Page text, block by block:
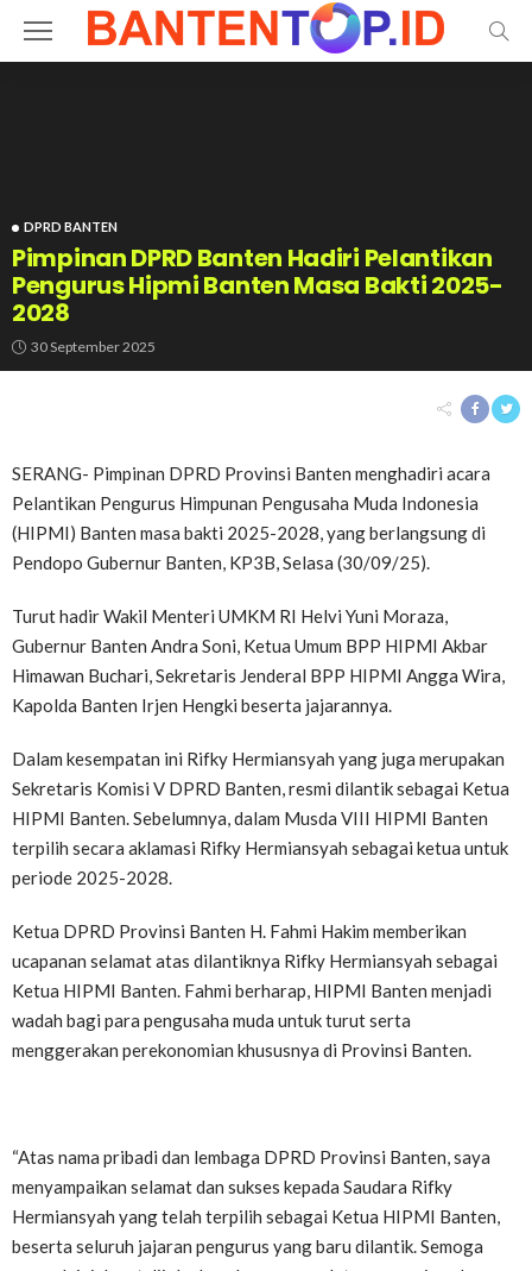
DPRD BANTEN
Pimpinan DPRD Banten Hadiri Pelantikan
Pengurus Hipmi Banten Masa Bakti 2025-
2028
30 September 2025
SERANG- Pimpinan DPRD Provinsi Banten menghadiri acara
Pelantikan Pengurus Himpunan Pengusaha Muda Indonesia
(HIPMI) Banten masa bakti 2025-2028, yang berlangsung di
Pendopo Gubernur Banten, KP3B, Selasa (30/09/25).
Turut hadir Wakil Menteri UMKM RI Helvi Yuni Moraza,
Gubernur Banten Andra Soni, Ketua Umum BPP HIPMI Akbar
Himawan Buchari, Sekretaris Jenderal BPP HIPMI Angga Wira,
Kapolda Banten Irjen Hengki beserta jajarannya.
Dalam kesempatan ini Rifky Hermiansyah yang juga merupakan
Sekretaris Komisi V DPRD Banten, resmi dilantik sebagai Ketua
HIPMI Banten. Sebelumnya, dalam Musda VIII HIPMI Banten
terpilih secara aklamasi Rifky Hermiansyah sebagai ketua untuk
periode 2025-2028.
Ketua DPRD Provinsi Banten H. Fahmi Hakim memberikan
ucapanan selamat atas dilantiknya Rifky Hermiansyah sebagai
Ketua HIPMI Banten. Fahmi berharap, HIPMI Banten menjadi
wadah bagi para pengusaha muda untuk turut serta
menggerakan perekonomian khususnya di Provinsi Banten.
“Atas nama pribadi dan lembaga DPRD Provinsi Banten, saya
menyampaikan selamat dan sukses kepada Saudara Rifky
Hermiansyah yang telah terpilih sebagai Ketua HIPMI Banten,
beserta seluruh jajaran pengurus yang baru dilantik. Semoga